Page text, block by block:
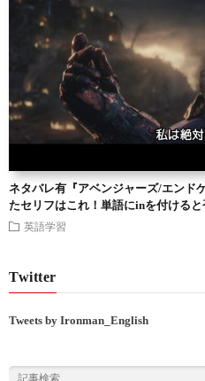
ネタバレ有『アベンジャーズ/エンド
たセリフはこれ！単語にinを付けると
英語学習
Twitter
Tweets by Ironman_English